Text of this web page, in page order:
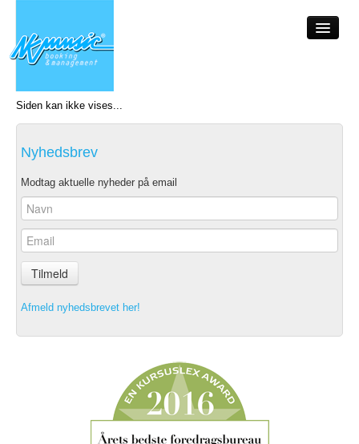
Nyheder
Kalenderen
Om NKMusic
Artister
Foredrag
Booking
Kontakt
Siden kan ikke vises...
Nyhedsbrev
Modtag aktuelle nyheder på email
Tilmeld
Afmeld nyhedsbrevet her!